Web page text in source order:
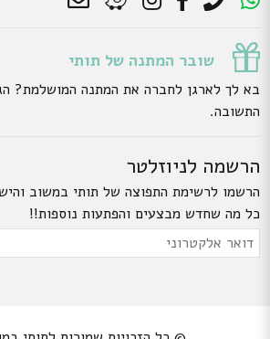
שובר המתנה של תותי
בא לך לארגן לחברה את המתנה המושלמת?
התשובה.
הרשמה לניוזלטר
הרשמו לרשימת התפוצה של תותי במשוב
כל מה שחדש מבצעים והפתעות נוספות!!
Please leave this field empty.
דואר